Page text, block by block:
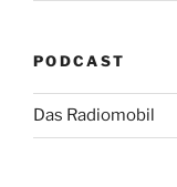
PODCAST
Das Radiomobil